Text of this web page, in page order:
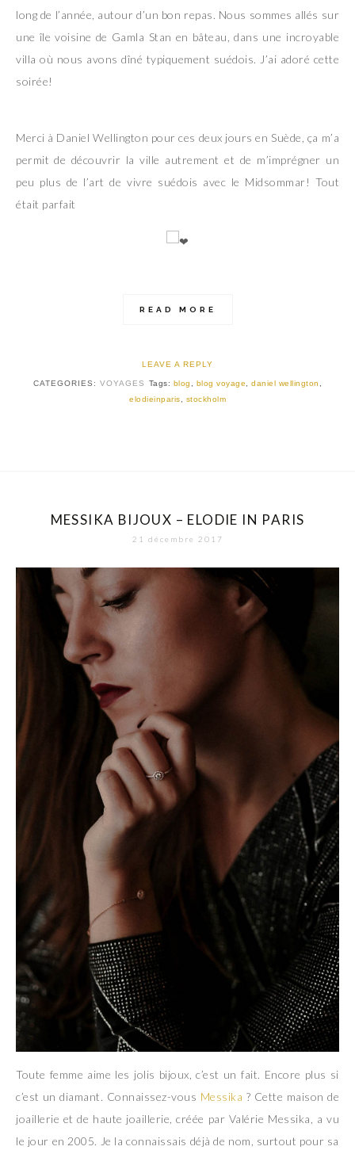
long de l’année, autour d’un bon repas. Nous sommes allés sur
une île voisine de Gamla Stan en bâteau, dans une incroyable
villa où nous avons dîné typiquement suédois. J’ai adoré cette
soirée!
Merci à Daniel Wellington pour ces deux jours en Suède, ça m’a
permit de découvrir la ville autrement et de m’imprégner un
peu plus de l’art de vivre suédois avec le Midsommar! Tout
était parfait
READ MORE
LEAVE A REPLY
CATEGORIES: VOYAGES Tags: blog blog voyage ,daniel wellington
elodieinparis
stockholm
MESSIKA BIJOUX – ELODIE IN PARIS
21 décembre 2017
Toute femme aime les jolis bijoux, c’est un fait. Encore plus si
c’est un diamant. Connaissez-vous Messika ? Cette maison de
joaillerie et de haute joaillerie, créée par Valérie Messika, a vu
le jour en 2005. Je la connaissais déjà de nom, surtout pour sa